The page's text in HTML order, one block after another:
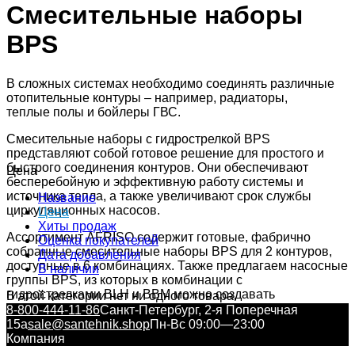
Смесительные наборы
BPS
В сложных системах необходимо соединять различные
отопительные контуры – например, радиаторы,
теплые полы и бойлеры ГВС.
Смесительные наборы с гидрострелкой BPS
представляют собой готовое решение для простого и
быстрого соединения контуров. Они обеспечивают
бесперебойную и эффективную работу системы и
источника тепла, а также увеличивают срок службы
циркуляционных насосов.
Ассортимент AFRISO содержит готовые, фабрично
собранные смесительные наборы BPS для 2 контуров,
доступные в 6 комбинациях. Также предлагаем насосные
группы BPS, из которых в комбинации с
гидрострелками BLH и BBM можно создавать
смесительные наборы на 2 или 3 контура. Оба решения
оснащены насосом APH и необходимой арматурой:
сетчатыми фильтрами, запорными клапанами,
Цена
Название
Цена
Хиты продаж
Оценка покупателей
Дата добавления
В наличии
В этой категории нет ни одного товара.
8-800-444-11-86Санкт-Петербург, 2-я Поперечная
15аsale@santehnik.shopПн-Вс 09:00—23:00
Компания